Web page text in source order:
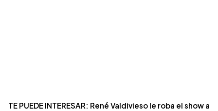
TE PUEDE INTERESAR: René Valdivieso le roba el show a